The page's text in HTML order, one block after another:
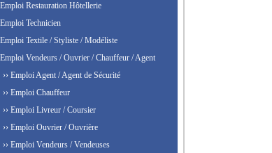
Emploi Restauration Hôtellerie
Emploi Technicien
Emploi Textile / Styliste / Modéliste
Emploi Vendeurs / Ouvrier / Chauffeur / Agent
›› Emploi Agent / Agent de Sécurité
›› Emploi Chauffeur
›› Emploi Livreur / Coursier
›› Emploi Ouvrier / Ouvrière
›› Emploi Vendeurs / Vendeuses